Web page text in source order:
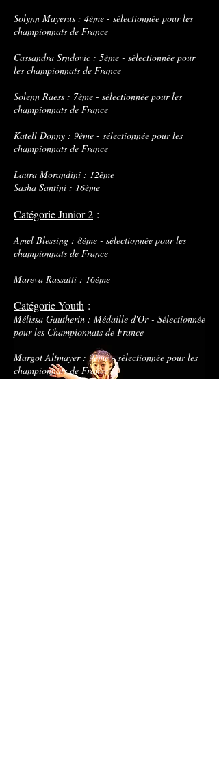
Solynn Mayerus : 4ème - sélectionnée pour les
championnats de France
Cassandra Srndovic : 5ème - sélectionnée pour
les championnats de France
Solenn Raess : 7ème - sélectionnée pour les
championnats de France
Katell Donny : 9ème - sélectionnée pour les
championnats de France
Laura Morandini : 12ème
Sasha Santini : 16ème
Catégorie Junior 2 :
Amel Blessing : 8ème - sélectionnée pour les
championnats de France
Mareva Rassatti : 16ème
Catégorie Youth :
Mélissa Gautherin : Médaille d'Or - Sélectionnée
pour les Championnats de France
Margot Altmayer : 9ème - sélectionnée pour les
championnats de France